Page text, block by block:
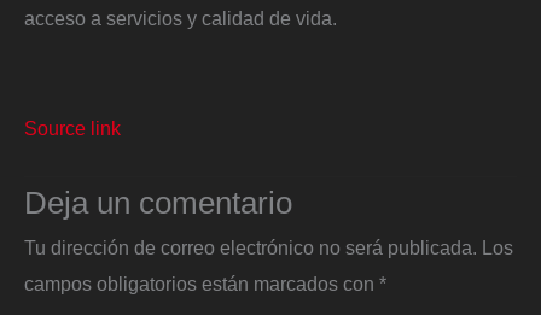
acceso a servicios y calidad de vida.
Source link
Deja un comentario
Tu dirección de correo electrónico no será publicada. Los
campos obligatorios están marcados con *